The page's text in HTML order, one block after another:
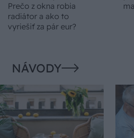
Prečo z okna robia
radiátor a ako to
vyriešiť za pár eur?
NÁVODY